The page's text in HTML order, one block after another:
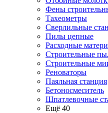
Фены
Тахеометры
Сверлильные
Пилы цепные
Расходные
Строительные
Строительные
Реноваторы
Паяльная станция
Бетоносмеситель
Шпатлевочные
Ещё 40